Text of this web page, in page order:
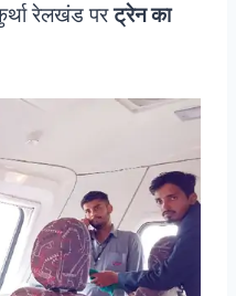
रेलखंड परट्रेन का